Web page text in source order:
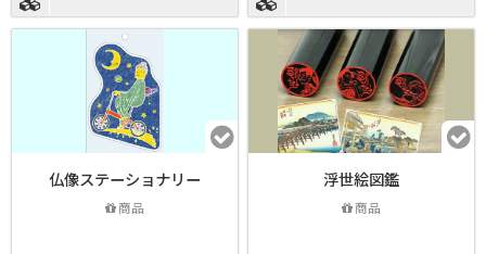
仏像ステーショナリー
商品
浮世絵図鑑
商品